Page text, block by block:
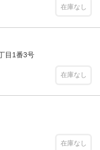
在庫なし
目1番3号
在庫なし
在庫なし